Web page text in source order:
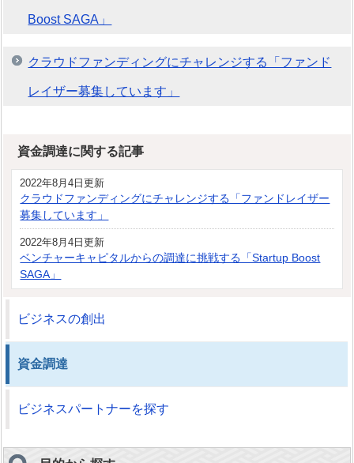
Boost SAGA」
クラウドファンディングにチャレンジする「ファンド
レイザー募集しています」
資金調達に関する記事
2022年8月4日更新
クラウドファンディングにチャレンジする「ファンドレイザー
募集しています」
2022年8月4日更新
ベンチャーキャピタルからの調達に挑戦する「Startup Boost
SAGA」
ビジネスの創出
資金調達
ビジネスパートナーを探す